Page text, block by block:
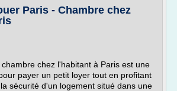
Paris - Chambre chez
chez l'habitant à Paris est une
payer un petit loyer tout en profitant
sécurité d'un logement situé dans une